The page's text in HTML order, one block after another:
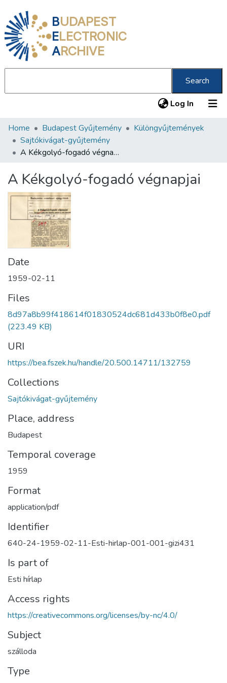
BUDAPEST
ELECTRONIC
ARCHIVE
Search
Log In (current)
Communities & Collections
All of DSpace
About us
Home Budapest Gyűjtemény
Különgyűjtemények
Sajtókivágat-gyűjtemény
A Kékgolyó-fogadó végnapjai
A Kékgolyó-fogadó végnapjai
Date
1959-02-11
Files
8d97a8b99f418614f01830524dc681d433b0f8e0.pdf
(223.49 KB)
URI
https://bea.fszek.hu/handle/20.500.14711/132759
Collections
Sajtókivágat-gyűjtemény
Place, address
Budapest
Temporal coverage
1959
Format
application/pdf
Identifier
640-24-1959-02-11-Esti-hirlap-001-001-gizi431
Is part of
Esti hírlap
Access rights
https://creativecommons.org/licenses/by-nc/4.0/
Subject
szálloda
Type